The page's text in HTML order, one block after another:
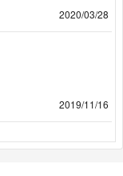
2020/03/28
2019/11/16